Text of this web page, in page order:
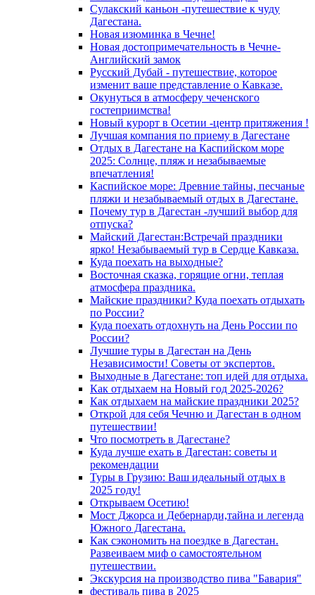
Сулакский каньон -путешествие к чуду
Дагестана.
Новая изюминка в Чечне!
Новая достопримечательность в Чечне-
Английский замок
Русский Дубай - путешествие, которое
изменит ваше представление о Кавказе.
Окунуться в атмосферу чеченского
гостеприимства!
Новый курорт в Осетии -центр притяжения !
Лучшая компания по приему в Дагестане
Отдых в Дагестане на Каспийском море
2025: Солнце, пляж и незабываемые
впечатления!
Каспийское море: Древние тайны, песчаные
пляжи и незабываемый отдых в Дагестане.
Почему тур в Дагестан -лучший выбор для
отпуска?
Майский Дагестан:Встречай праздники
ярко! Незабываемый тур в Сердце Кавказа.
Куда поехать на выходные?
Восточная сказка, горящие огни, теплая
атмосфера праздника.
Майские праздники? Куда поехать отдыхать
по России?
Куда поехать отдохнуть на День России по
России?
Лучшие туры в Дагестан на День
Независимости! Советы от экспертов.
Выходные в Дагестане: топ идей для отдыха.
Как отдыхаем на Новый год 2025-2026?
Как отдыхаем на майские праздники 2025?
Открой для себя Чечню и Дагестан в одном
путешествии!
Что посмотреть в Дагестане?
Куда лучше ехать в Дагестан: советы и
рекомендации
Туры в Грузию: Ваш идеальный отдых в
2025 году!
Открываем Осетию!
Мост Джорса и Дебернарди,тайна и легенда
Южного Дагестана.
Как сэкономить на поездке в Дагестан.
Развеиваем миф о самостоятельном
путешествии.
Экскурсия на производство пива "Бавария"
фестиваль пива в 2025